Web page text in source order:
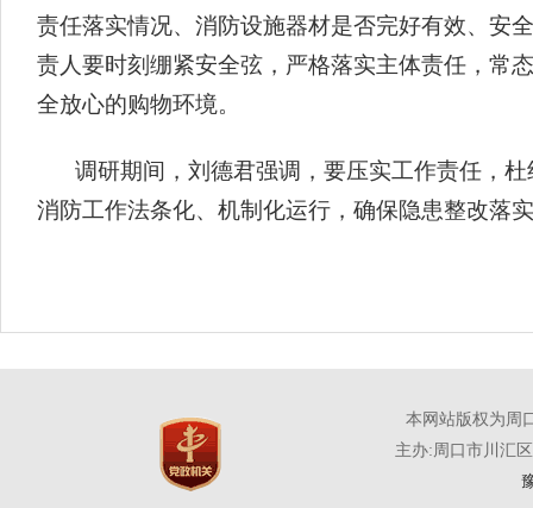
责任落实情况、消防设施器材是否完好有效、安
责人要时刻绷紧安全弦，严格落实主体责任，常
全放心的购物环境。
调研期间，刘德君强调，要压实工作责任，
消防工作法条化、机制化运行，确保隐患整改落
本网站版权为周
主办:周口市川汇